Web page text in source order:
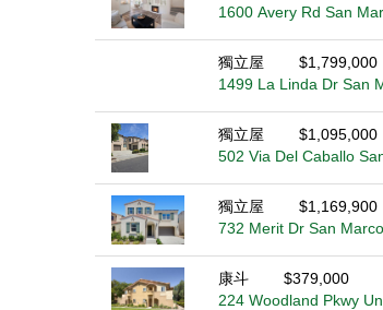
1600 Avery Rd San
獨立屋
$1,799,000
1499 La Linda Dr San
獨立屋
$1,095,000
502 Via Del Caballo
獨立屋
$1,169,900
732 Merit Dr San
康斗
$379,000
224 Woodland Pkwy